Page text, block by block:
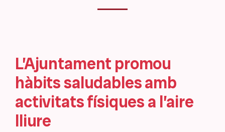
L’Ajuntament promou
hàbits saludables amb
activitats físiques a l’aire
lliure